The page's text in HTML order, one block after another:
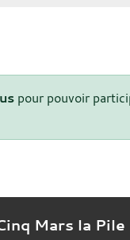
pour pouvoir
Mars la Pile